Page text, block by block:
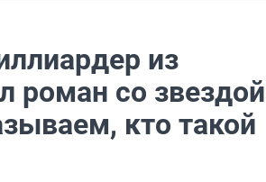
из
роман со звездой
кто такой